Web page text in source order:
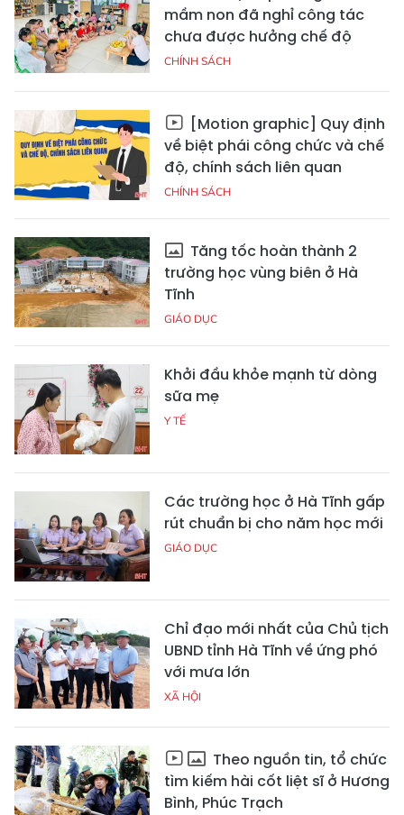
mầm non đã nghỉ công tác
chưa được hưởng chế độ
CHÍNH SÁCH
[Motion graphic] Quy định
về biệt phái công chức và chế
độ, chính sách liên quan
CHÍNH SÁCH
Tăng tốc hoàn thành 2
trường học vùng biên ở Hà
Tĩnh
GIÁO DỤC
Khởi đầu khỏe mạnh từ dòng
sữa mẹ
Y TẾ
Các trường học ở Hà Tĩnh gấp
rút chuẩn bị cho năm học mới
GIÁO DỤC
Chỉ đạo mới nhất của Chủ tịch
UBND tỉnh Hà Tĩnh về ứng phó
với mưa lớn
XÃ HỘI
Theo nguồn tin, tổ chức
tìm kiếm hài cốt liệt sĩ ở Hương
Bình, Phúc Trạch